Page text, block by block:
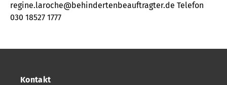
regine.laroche@behindertenbeauftragter.de Telefon
030 18527 1777
Kontakt